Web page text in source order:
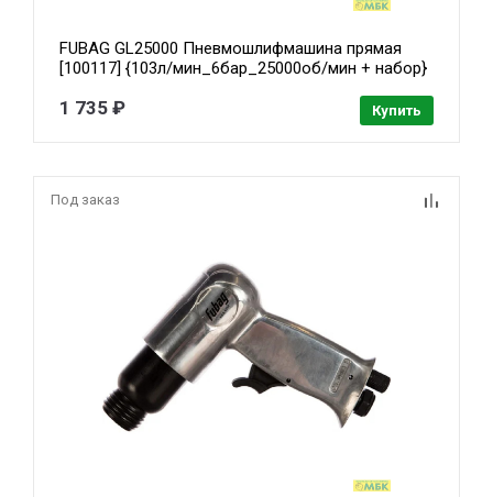
FUBAG GL25000 Пневмошлифмашина прямая
[100117] {103л/мин_6бар_25000об/мин + набор}
1 735 ₽ Купить
Под заказ